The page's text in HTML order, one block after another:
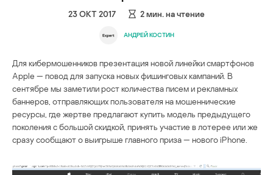
23 ОКТ 2017 2мин. на чтение
АНДРЕЙ КОСТИН
Для кибермошенников презентация новой линейки смартфонов
Apple — повод для запуска новых фишинговых кампаний. В
сентябре мы заметили рост количества писем и рекламных
баннеров, отправляющих пользователя на мошеннические
ресурсы, где жертве предлагают купить модель предыдущего
поколения с большой скидкой, принять участие в лотерее или же
сразу сообщают о выигрыше главного приза — нового iPhone.